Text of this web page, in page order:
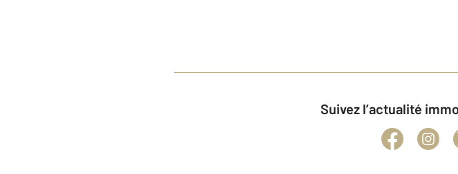
Suivez l’actualité